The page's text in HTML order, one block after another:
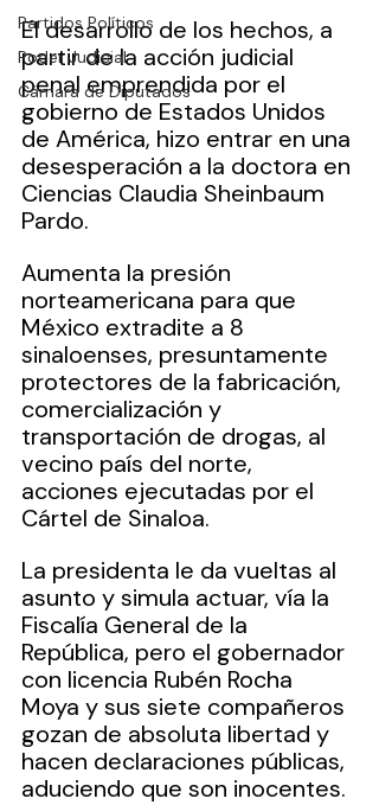
Partidos Políticos
Poder Judicial
Cámara de Diputados
El desarrollo de los hechos, a
partir de la acción judicial
penal emprendida por el
gobierno de Estados Unidos
de América, hizo entrar en una
desesperación a la doctora en
Ciencias Claudia Sheinbaum
Pardo.
Aumenta la presión
norteamericana para que
México extradite a 8
sinaloenses, presuntamente
protectores de la fabricación,
comercialización y
transportación de drogas, al
vecino país del norte,
acciones ejecutadas por el
Cártel de Sinaloa.
La presidenta le da vueltas al
asunto y simula actuar, vía la
Fiscalía General de la
República, pero el gobernador
con licencia Rubén Rocha
Moya y sus siete compañeros
gozan de absoluta libertad y
hacen declaraciones públicas,
aduciendo que son inocentes.